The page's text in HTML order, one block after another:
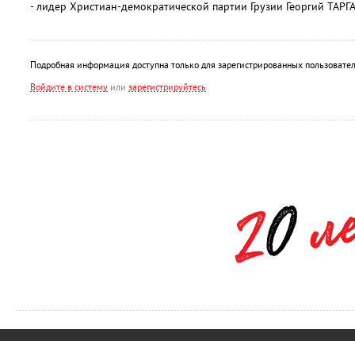
- лидер Христиан-демократической партии Грузии Георгий
Подробная информация доступна только для зарегистрированных
Войдите в систему или зарегистрируйтесь